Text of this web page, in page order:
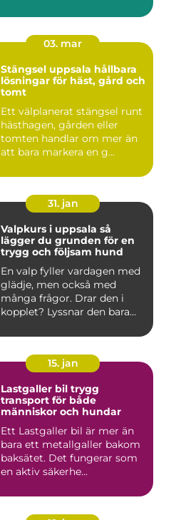
03. mar
Stängsel uppsala hållbara
lösningar för häst, gård och
tomt
Ett välplanerat stängsel runt
hästhagen, gården eller
tomten handlar om mer än
att bara markera en g...
31. jan
Valpkurs i uppsala så
lägger du grunden för en
trygg och följsam hund
En valp fyller vardagen med
glädje, men också med
många frågor. Drar den i
kopplet? Lyssnar den bara...
15. jan
Lastgaller bil trygg
transport för både
människor och hundar
Ett Lastgaller bil är mer än
bara ett metallgaller bakom
baksätet. Det fungerar som
en aktiv säkerhe...